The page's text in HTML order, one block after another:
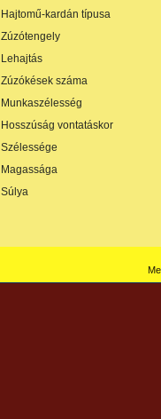
Hajtomű-kardán típusa
Zúzótengely
Lehajtás
Zúzókések száma
Munkaszélesség
Hosszúság vontatáskor
Szélessége
Magassága
Súlya